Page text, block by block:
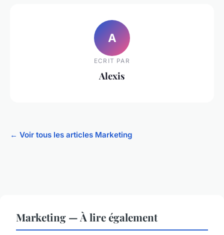
A
ECRIT PAR
Alexis
← Voir tous les articles Marketing
Marketing — À lire également